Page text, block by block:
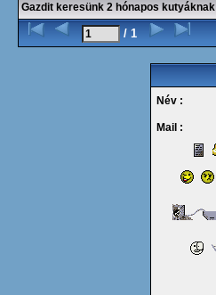
Gazdit keresünk 2 hónapos kutyáknak
/ 1
Név :
Mail :